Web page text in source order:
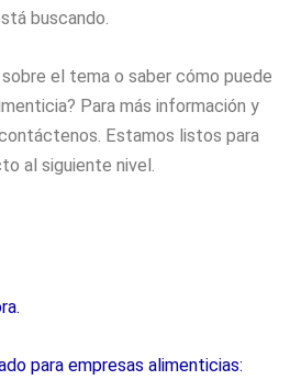
buscando.
el tema o saber cómo puede
Para más información y
Estamos listos para
al siguiente nivel.
para empresas alimenticias: